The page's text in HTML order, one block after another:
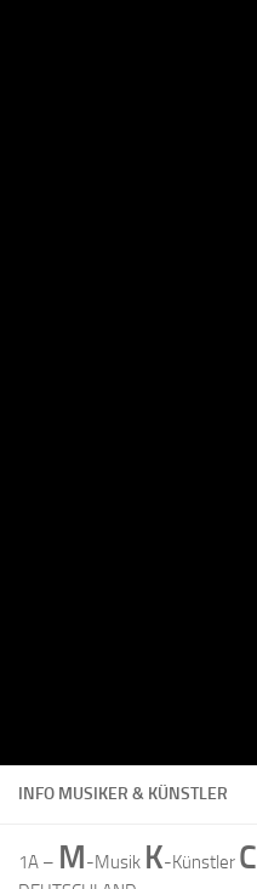
INFO MUSIKER & KÜNSTLER
1A – M-Musik K-Künstler C